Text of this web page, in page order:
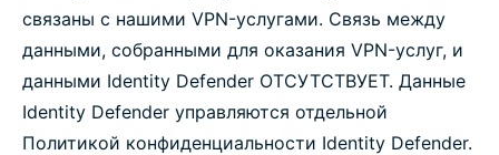
связаны с нашими VPN-услугами. Связь между
данными, собранными для оказания VPN-услуг, и
данными Identity Defender ОТСУТСТВУЕТ. Данные
Identity Defender управляются отдельной
Политикой конфиденциальности Identity Defender.